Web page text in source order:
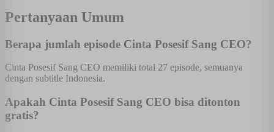
Pertanyaan Umum
Berapa jumlah episode Cinta Posesif Sang CEO?
Cinta Posesif Sang CEO memiliki total 27 episode, semuanya
dengan subtitle Indonesia.
Apakah Cinta Posesif Sang CEO bisa ditonton
gratis?